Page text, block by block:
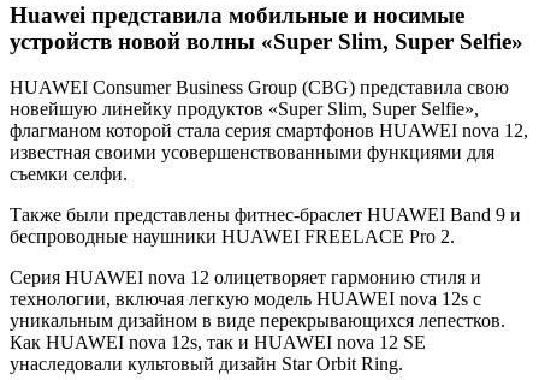
Huawei представила мобильные и носимые
устройств новой волны «Super Slim, Super Selfie»
HUAWEI Consumer Business Group (CBG) представила свою
новейшую линейку продуктов «Super Slim, Super Selfie»,
флагманом которой стала серия смартфонов HUAWEI nova 12,
известная своими усовершенствованными функциями для
съемки селфи.
Также были представлены фитнес-браслет HUAWEI Band 9 и
беспроводные наушники HUAWEI FREELACE Pro 2.
Серия HUAWEI nova 12 олицетворяет гармонию стиля и
технологии, включая легкую модель HUAWEI nova 12s с
уникальным дизайном в виде перекрывающихся лепестков.
Как HUAWEI nova 12s, так и HUAWEI nova 12 SE
унаследовали культовый дизайн Star Orbit Ring.